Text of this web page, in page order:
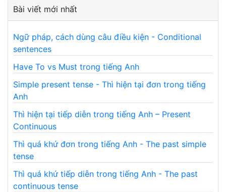
Bài viết mới nhất
Ngữ pháp, cách dùng câu điều kiện - Conditional
sentences
Have To vs Must trong tiếng Anh
Simple present tense - Thì hiện tại đơn trong tiếng
Anh
Thì hiện tại tiếp diễn trong tiếng Anh – Present
Continuous
Thì quá khứ đơn trong tiếng Anh - The past simple
tense
Thì quá khứ tiếp diễn trong tiếng Anh - The past
continuous tense